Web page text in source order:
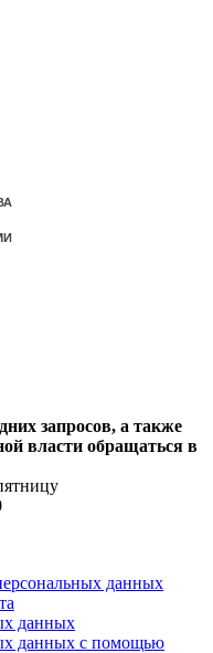
запросов, а также
власти обращаться в
данных
данных
данных с помощью